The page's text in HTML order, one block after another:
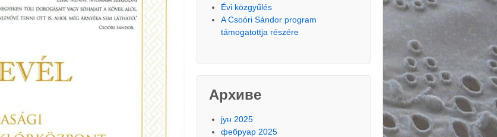
Évi közgyűlés
A Csoóri Sándor program
támogatottja részére
Архиве
јун 2025
фебруар 2025